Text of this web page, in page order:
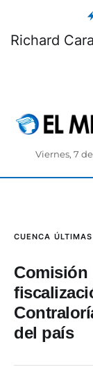
Richard
Viernes, 7
CUENCA
Comisión
del país